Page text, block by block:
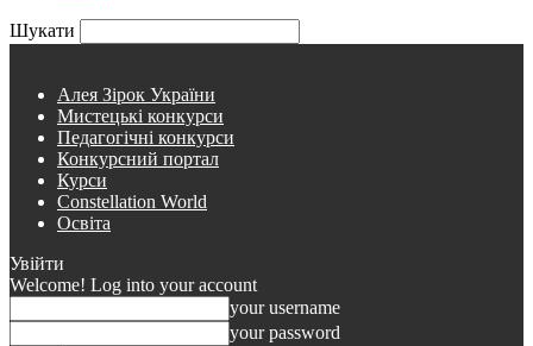
Шукати
Алея Зірок України
Мистецькі конкурси
Педагогічні конкурси
Конкурсний портал
Курси
Constellation World
Освіта
Увійти
Welcome! Log into your account
your username
your password